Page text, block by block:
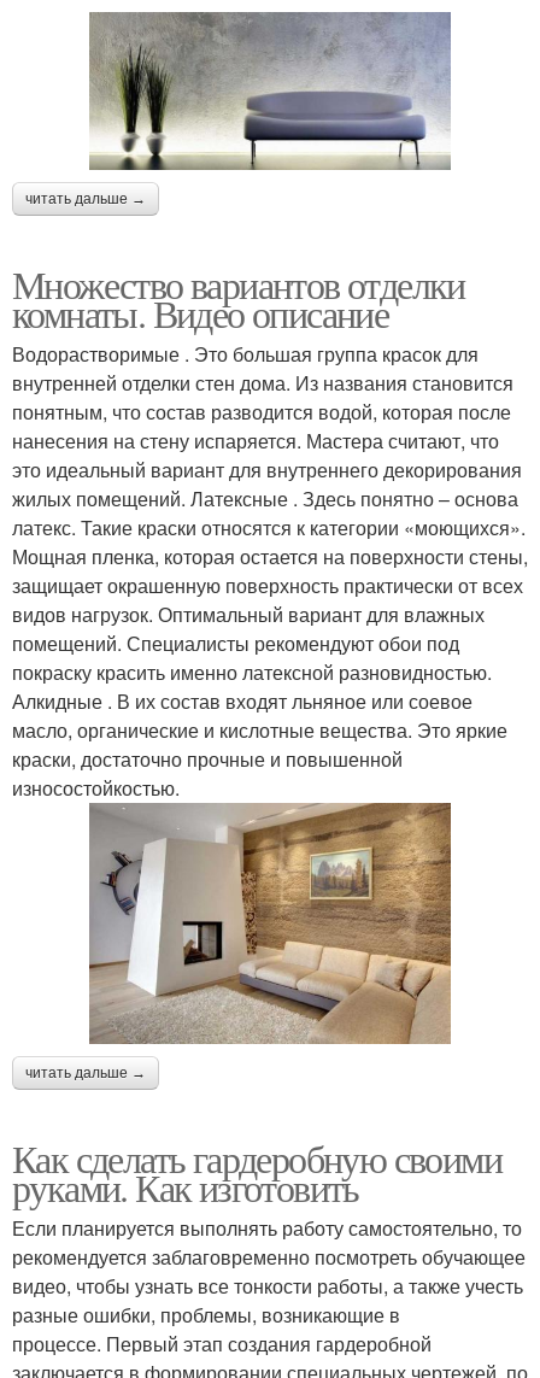
читать дальше →
Множество вариантов отделки
комнаты. Видео описание
Водорастворимые . Это большая группа красок для
внутренней отделки стен дома. Из названия становится
понятным, что состав разводится водой, которая после
нанесения на стену испаряется. Мастера считают, что
это идеальный вариант для внутреннего декорирования
жилых помещений. Латексные . Здесь понятно – основа
латекс. Такие краски относятся к категории «моющихся».
Мощная пленка, которая остается на поверхности стены,
защищает окрашенную поверхность практически от всех
видов нагрузок. Оптимальный вариант для влажных
помещений. Специалисты рекомендуют обои под
покраску красить именно латексной разновидностью.
Алкидные . В их состав входят льняное или соевое
масло, органические и кислотные вещества. Это яркие
краски, достаточно прочные и повышенной
износостойкостью.
читать дальше →
Как сделать гардеробную своими
руками. Как изготовить
Если планируется выполнять работу самостоятельно, то
рекомендуется заблаговременно посмотреть обучающее
видео, чтобы узнать все тонкости работы, а также учесть
разные ошибки, проблемы, возникающие в
процессе. Первый этап создания гардеробной
заключается в формировании специальных чертежей, по